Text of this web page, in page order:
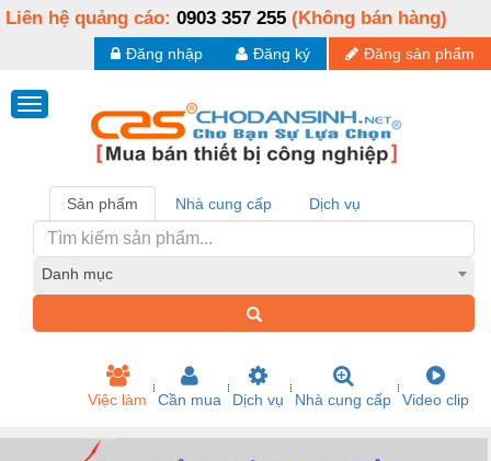
Liên hệ quảng cáo: 0903 357 255 (Không bán hàng)
Đăng sản phẩm
Đăng ký
Đăng nhập
Sản phẩm Nhà cung cấp Dịch vụ
Danh mục
Việc làm Cần mua Dịch vụ Nhà cung cấp Video clip